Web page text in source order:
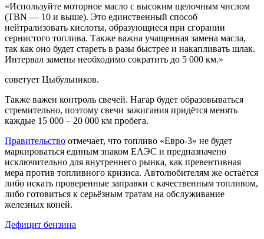
«Используйте моторное масло с высоким щелочным числом
(TBN — 10 и выше). Это единственный способ
нейтрализовать кислоты, образующиеся при сгорании
сернистого топлива. Также важна учащенная замена масла,
так как оно будет стареть в разы быстрее и накапливать шлак.
Интервал замены необходимо сократить до 5 000 км.»
советует Цыбульников.
Также важен контроль свечей. Нагар будет образовываться
стремительно, поэтому свечи зажигания придётся менять
каждые 15 000 – 20 000 км пробега.
Правительство отмечает, что топливо «Евро-3» не будет
маркироваться единым знаком ЕАЭС и предназначено
исключительно для внутреннего рынка, как превентивная
мера против топливного кризиса. Автолюбителям же остаётся
либо искать проверенные заправки с качественным топливом,
либо готовиться к серьёзным тратам на обслуживание
железных коней.
Дефицит бензина